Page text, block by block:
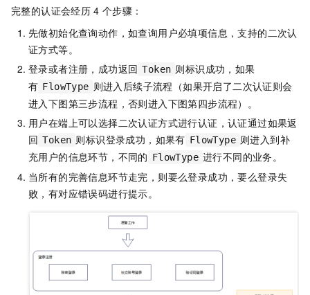
完整的认证会经历 4 个步骤：
先做初始化查询动作，如查询用户必填项信息，支持的二次认
证方式等。
登录或者注册，成功返回 Token 则标识成功，如果
有 FlowType 则进入后续子流程（如果开启了二次认证则会
进入下图第三步流程，否则进入下图第四步流程）。
用户在端上可以选择二次认证方式进行认证，认证通过如果返
回 Token 则标识登录成功，如果有 FlowType 则进入到补
充用户的信息环节，不同的 FlowType 进行不同的业务。
当所有的完善信息环节走完，则要么登录成功，要么登录失
败，有对应错误码进行提示。